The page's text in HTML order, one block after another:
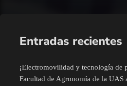
Entradas recientes
¡Electromovilidad y tecnología de
Facultad de Agronomía de la UAS